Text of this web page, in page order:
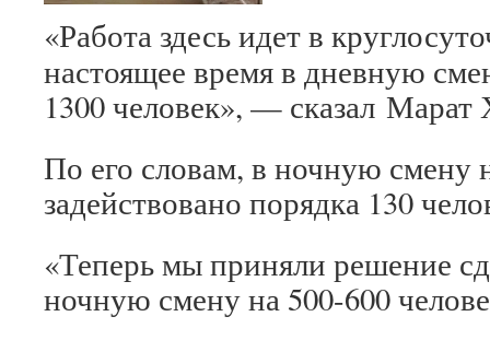
«Работа здесь идет в
настоящее время в дневную
1300 человек», — сказал Марат
По его словам, в ночную смену
задействовано порядка 130
«Теперь мы приняли решение
ночную смену на 500-600